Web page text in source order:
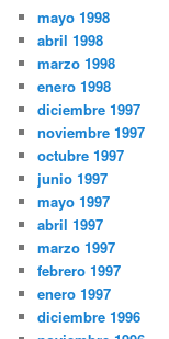
mayo 1998
abril 1998
marzo 1998
enero 1998
diciembre 1997
noviembre 1997
octubre 1997
junio 1997
mayo 1997
abril 1997
marzo 1997
febrero 1997
enero 1997
diciembre 1996